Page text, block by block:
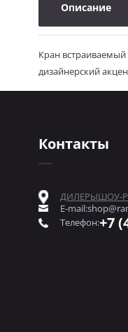
Описание
Кран
дизайнерский
Контакты
ДИЛЕРЫШОУ-
E-mail:
Телефон:+7